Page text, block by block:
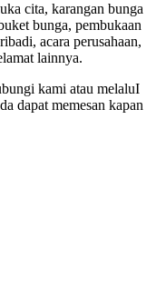
cita, karangan bunga
bunga, pembukaan
acara perusahaan,
lainnya.
kami atau melaluI
dapat memesan kapan